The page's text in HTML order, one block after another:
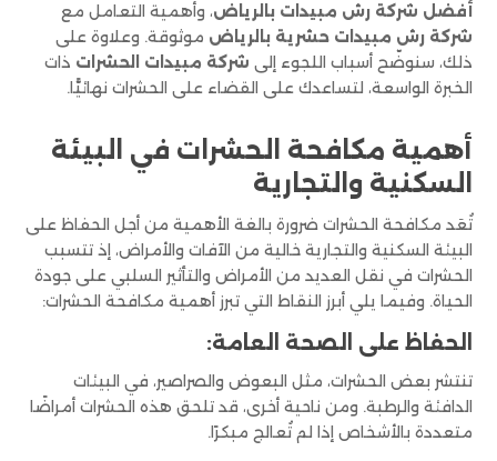
أفضل شركة رش مبيدات بالرياض، وأهمية التعامل مع
شركة رش مبيدات حشرية بالرياض موثوقة. وعلاوة على
ذلك، سنوضّح أسباب اللجوء إلى شركة مبيدات الحشرات ذات
الخبرة الواسعة، لتساعدك على القضاء على الحشرات نهائيًّا.
أهمية مكافحة الحشرات في البيئة
السكنية والتجارية
تُعَد مكافحة الحشرات ضرورة بالغة الأهمية من أجل الحفاظ على
البيئة السكنية والتجارية خالية من الآفات والأمراض، إذ تتسبب
الحشرات في نقل العديد من الأمراض والتأثير السلبي على جودة
الحياة. وفيما يلي أبرز النقاط التي تبرز أهمية مكافحة الحشرات:
الحفاظ على الصحة العامة:
تنتشر بعض الحشرات، مثل البعوض والصراصير، في البيئات
الدافئة والرطبة. ومن ناحية أخرى، قد تلحق هذه الحشرات أمراضًا
متعددة بالأشخاص إذا لم تُعالج مبكرًا.